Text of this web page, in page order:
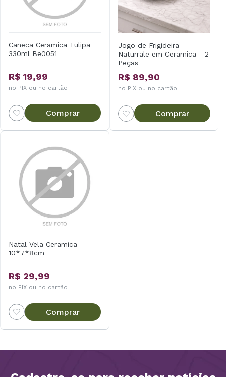
Caneca Ceramica Tulipa
330ml Be0051
R$ 19,99
no PIX ou no cartão
Comprar
Jogo de Frigideira
Naturrale em Ceramica - 2
Peças
R$ 89,90
no PIX ou no cartão
Comprar
Natal Vela Ceramica
10*7*8cm
R$ 29,99
no PIX ou no cartão
Comprar